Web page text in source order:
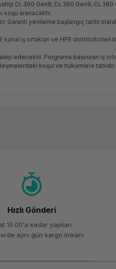
DL360 Gen8, DL360 Gen9,
koşu aranacaktır.
Garanti yenileme başlangıç tarihi
iş ortakları ve HPE distribütörleri
edecektir. Programa başvuran iş
koşul ve hükümlere tabidir.
Hızlı Gönderi
15.00'a kadar yapılan
aynı gün kargo imkanı